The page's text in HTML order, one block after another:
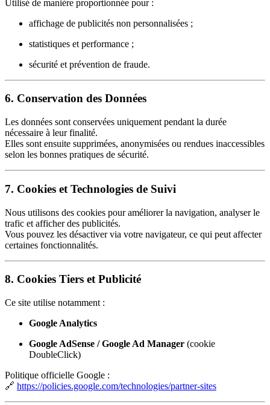
Utilisé de manière proportionnée pour :
affichage de publicités non personnalisées ;
statistiques et performance ;
sécurité et prévention de fraude.
6. Conservation des Données
Les données sont conservées uniquement pendant la durée
nécessaire à leur finalité.
Elles sont ensuite supprimées, anonymisées ou rendues inaccessibles
selon les bonnes pratiques de sécurité.
7. Cookies et Technologies de Suivi
Nous utilisons des cookies pour améliorer la navigation, analyser le
trafic et afficher des publicités.
Vous pouvez les désactiver via votre navigateur, ce qui peut affecter
certaines fonctionnalités.
8. Cookies Tiers et Publicité
Ce site utilise notamment :
Google Analytics
Google AdSense / Google Ad Manager (cookie
DoubleClick)
Politique officielle Google :
🔗 https://policies.google.com/technologies/partner-sites